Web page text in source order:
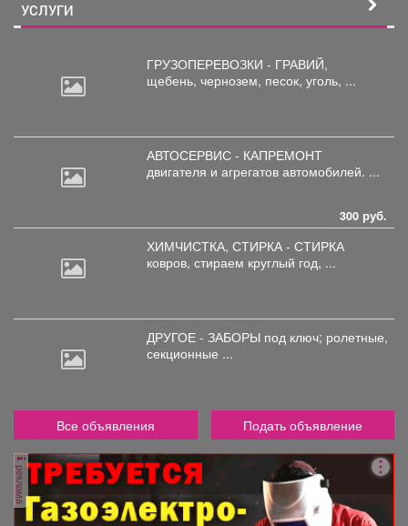
УСЛУГИ
ГРУЗОПЕРЕВОЗКИ - ГРАВИЙ,
щебень, чернозем, песок, уголь, ...
АВТОСЕРВИС - КАПРЕМОНТ
двигателя и агрегатов автомобилей. ...
300 руб.
ХИМЧИСТКА, СТИРКА - СТИРКА
ковров, стираем круглый год, ...
ДРУГОЕ - ЗАБОРЫ под ключ; ролетные,
секционные ...
Все объявления Подать объявление
реклама